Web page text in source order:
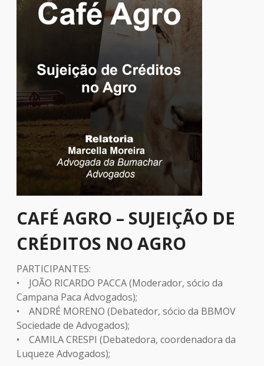
CAFÉ AGRO – SUJEIÇÃO DE
CRÉDITOS NO AGRO
PARTICIPANTES:
• JOÃO RICARDO PACCA (Moderador, sócio da
Campana Paca Advogados);
• ANDRÉ MORENO (Debatedor, sócio da BBMOV
Sociedade de Advogados);
• CAMILA CRESPI (Debatedora, coordenadora da
Luqueze Advogados);